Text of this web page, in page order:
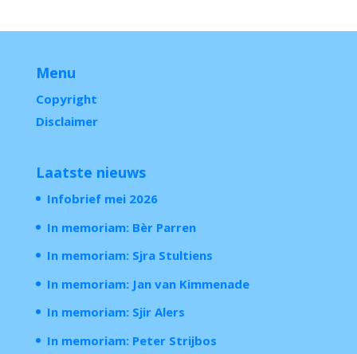
Menu
Copyright
Disclaimer
Laatste nieuws
Infobrief mei 2026
In memoriam: Bèr Parren
In memoriam: Sjra Stultiens
In memoriam: Jan van Kimmenade
In memoriam: Sjir Alers
In memoriam: Peter Strijbos